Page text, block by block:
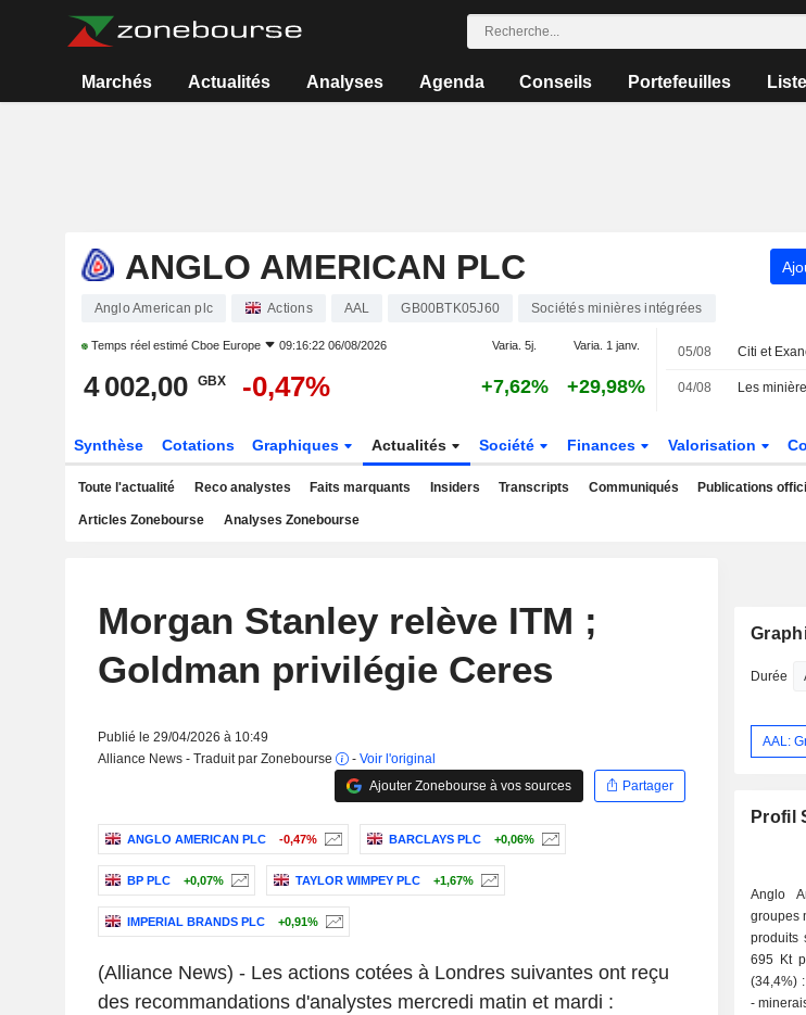
Marchés Actualités Analyses Agenda Conseils Portefeuilles
ANGLO AMERICAN PLC
Anglo American plc Actions AAL GB00BTK05J60 Sociétés minières intégrées
Temps réel estimé Cboe Europe 09:16:22 06/08/2026 Varia. 5j. Varia. 1 janv.
4 002,00 GBX -0,47% +7,62% +29,98%
05/08
04/08
Synthèse Cotations Graphiques Actualités Société Finances Valorisation
Toute l'actualité Reco analystes Faits marquants Insiders Transcripts Communiqués Publications
Articles Zonebourse Analyses Zonebourse
Morgan Stanley relève ITM ;
Goldman privilégie Ceres
Publié le 29/04/2026 à 10:49
Alliance News - Traduit par Zonebourse
- Voir l'original
Ajouter Zonebourse à vos sources
Partager
ANGLO AMERICAN PLC -0,47% BARCLAYS PLC +0,06%
BP PLC +0,07% TAYLOR WIMPEY PLC +1,67%
IMPERIAL BRANDS PLC +0,91%
(Alliance News) - Les actions cotées à Londres suivantes ont reçu
des recommandations d'analystes mercredi matin et mardi :
Durée
AAL:
Profil
Anglo
groupes
produits se
695 Kt
(34,4%) : 61,5